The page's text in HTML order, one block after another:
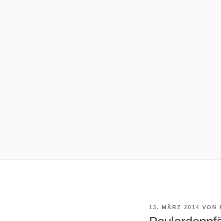
VERÖFFENTLICHT
13. MÄRZ 2014 VON